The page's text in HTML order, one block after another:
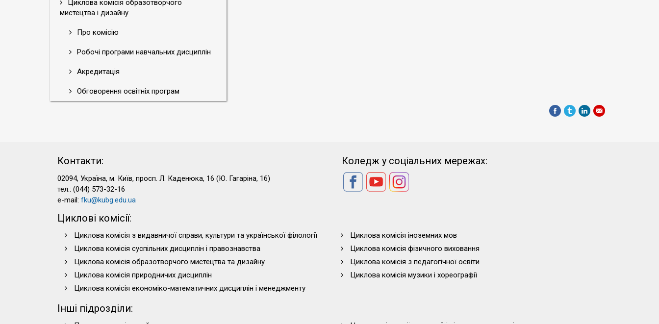
Циклова комісія образотворчого
мистецтва і дизайну
Про комісію
Робочі програми навчальних дисциплін
Акредитація
Обговорення освітніх програм
Контакти:
02094, Україна, м. Київ, просп. Л. Каденюка, 16 (Ю. Гагаріна, 16)
тел.: (044) 573-32-16
e-mail: fku@kubg.edu.ua
Коледж у соціальних мережах:
Циклові комісії:
Циклова комісія з видавничої справи, культури та української філології
Циклова комісія іноземних мов
Циклова комісія суспільних дисциплін і правознавства
Циклова комісія фізичного виховання
Циклова комісія образотворчого мистецтва та дизайну
Циклова комісія з педагогічної освіти
Циклова комісія природничих дисциплін
Циклова комісія музики і хореографії
Циклова комісія економіко-математичних дисциплін і менеджменту
Інші підрозділи: